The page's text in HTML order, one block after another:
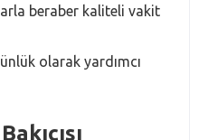
beraber kaliteli vakit
olarak yardımcı